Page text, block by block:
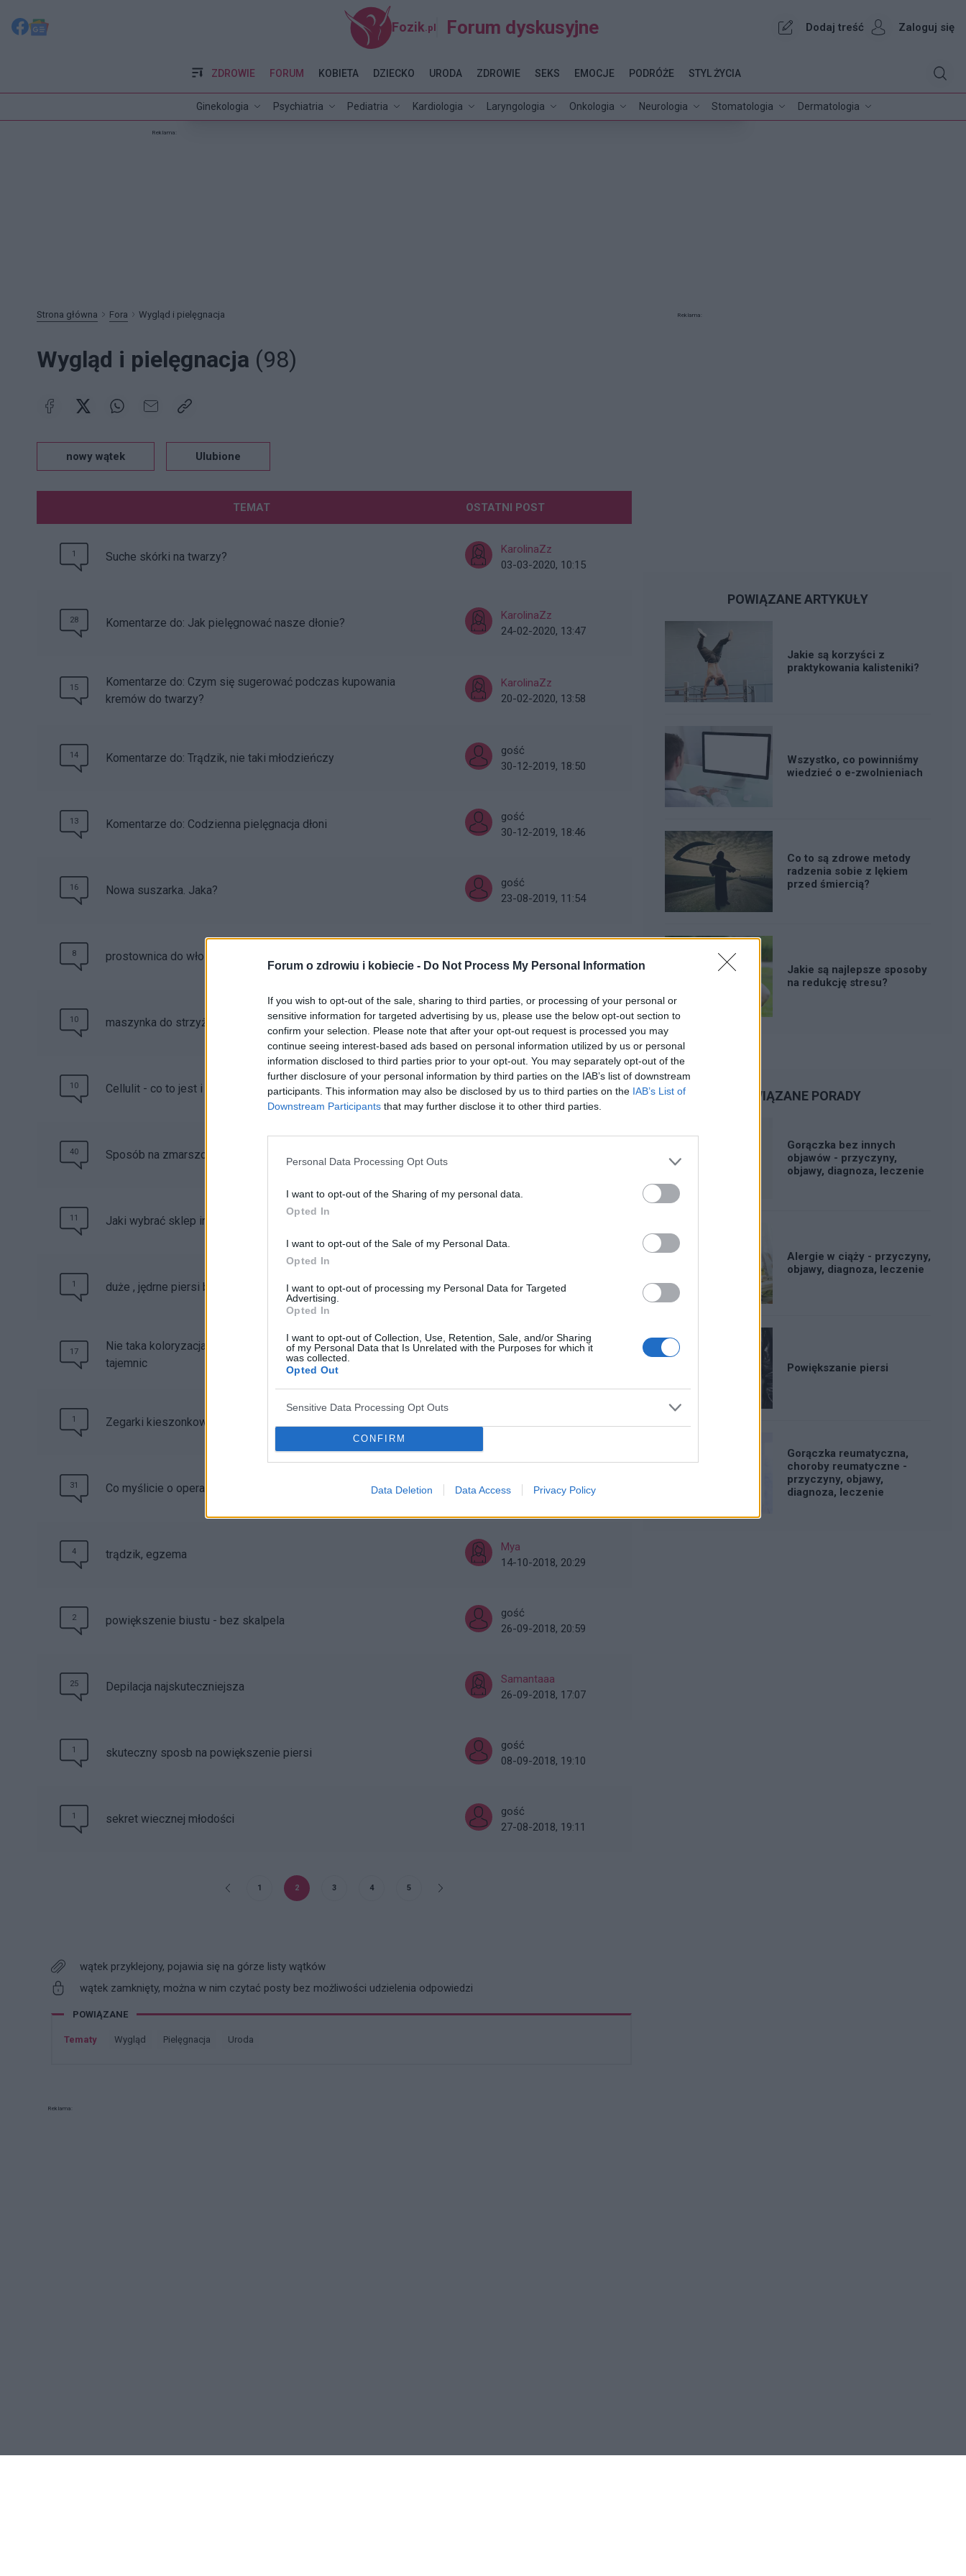
Forum o zdrowiu i kobiecie - Do Not Process My Personal Information
If you wish to opt-out of the sale, sharing to third parties, or processing of your personal or
sensitive information for targeted advertising by us, please use the below opt-out section to
confirm your selection. Please note that after your opt-out request is processed you may
continue seeing interest-based ads based on personal information utilized by us or personal
information disclosed to third parties prior to your opt-out. You may separately opt-out of the
further disclosure of your personal information by third parties on the IAB’s list of downstream
participants. This information may also be disclosed by us to third parties on the IAB’s List of
Downstream Participants that may further disclose it to other third parties.
Personal Data Processing Opt Outs
I want to opt-out of the Sharing of my personal data.
Opted In
I want to opt-out of the Sale of my Personal Data.
Opted In
I want to opt-out of processing my Personal Data for Targeted
Advertising.
Opted In
I want to opt-out of Collection, Use, Retention, Sale, and/or Sharing
of my Personal Data that Is Unrelated with the Purposes for which it
was collected.
Opted Out
Sensitive Data Processing Opt Outs
CONFIRM
Data Deletion Data Access Privacy Policy
Fozik .pl Forum dyskusyjne Dodaj treść Zaloguj się
ZDROWIE
Ginekologia Psychiatria Pediatria Kardiologia Laryngologia Onkologia Neurologia Stomatologia Dermatologia
FORUM KOBIETA DZIECKO URODA ZDROWIE SEKS EMOCJE PODRÓŻE STYL ŻYCIA
Reklama:
Strona główna Fora Wygląd i pielęgnacja
Wygląd i pielęgnacja (98)
nowy wątek Ulubione
TEMAT OSTATNI POST
1 Suche skórki na twarzy?
KarolinaZz
03-03-2020, 10:15
28 Komentarze do: Jak pielęgnować nasze dłonie?
KarolinaZz
24-02-2020, 13:47
15
Komentarze do: Czym się sugerować podczas kupowania
kremów do twarzy?
KarolinaZz
20-02-2020, 13:58
14 Komentarze do: Trądzik, nie taki młodzieńczy
gość
30-12-2019, 18:50
13 Komentarze do: Codzienna pielęgnacja dłoni
gość
30-12-2019, 18:46
16 Nowa suszarka. Jaka?
gość
23-08-2019, 11:54
8 prostownica do włosów
23-08-2019, 11:49
10 maszynka do strzyżenia
gość
23-08-2019, 11:43
10 Cellulit - co to jest i jak z nim walczyć?
gość
13-05-2019, 10:32
40 Sposób na zmarszczki, czyli Botoks
11 Jaki wybrać sklep internetowy?
1 duże , jędrne piersi bez skalpela
29-10-2018, 20:50
17
Nie taka koloryzacja straszna, czyli farbowanie włosów bez
tajemnic
gość
1 Zegarki kieszonkowe
25-10-2018, 22:30
31 Co myślicie o operacjach plastycznych?
25-10-2018, 09:43
4 trądzik, egzema
Mya
14-10-2018, 20:29
2 powiększenie biustu - bez skalpela
gość
26-09-2018, 20:59
25 Depilacja najskuteczniejsza
Samantaaa
26-09-2018, 17:07
1 skuteczny sposb na powiększenie piersi
gość
08-09-2018, 19:10
1 sekret wiecznej młodości
gość
27-08-2018, 19:11
1 2 3 4 5
wątek przyklejony, pojawia się na górze listy wątków
wątek zamknięty, można w nim czytać posty bez możliwości udzielenia odpowiedzi
POWIĄZANE
Tematy wygląd pielęgnacja uroda
Reklama:
POWIĄZANE ARTYKUŁY
Jakie są korzyści z
praktykowania kalisteniki?
Wszystko, co powinniśmy
wiedzieć o e-zwolnieniach
Co to są zdrowe metody
radzenia sobie z lękiem
przed śmiercią?
Jakie są najlepsze sposoby
na redukcję stresu?
POWIĄZANE PORADY
Gorączka bez innych
objawów - przyczyny,
objawy, diagnoza, leczenie
Alergie w ciąży - przyczyny,
objawy, diagnoza, leczenie
Powiększanie piersi
Gorączka reumatyczna,
choroby reumatyczne -
przyczyny, objawy,
diagnoza, leczenie
Reklama: